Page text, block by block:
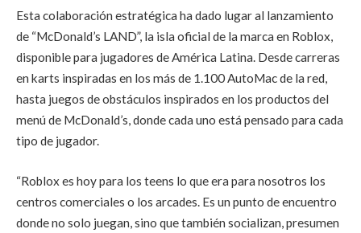
Esta colaboración estratégica ha dado lugar al lanzamiento
de “McDonald’s LAND”, la isla oficial de la marca en Roblox,
disponible para jugadores de América Latina. Desde carreras
en karts inspiradas en los más de 1.100 AutoMac de la red,
hasta juegos de obstáculos inspirados en los productos del
menú de McDonald’s, donde cada uno está pensado para cada
tipo de jugador.
“Roblox es hoy para los teens lo que era para nosotros los
centros comerciales o los arcades. Es un punto de encuentro
donde no solo juegan, sino que también socializan, presumen